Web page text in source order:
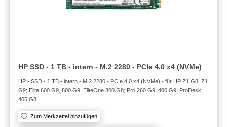
HP SSD - 1 TB - intern - M.2 2280 - PCIe 4.0 x4 (NVMe)
HP - SSD - 1 TB - intern - M.2 2280 - PCIe 4.0 x4 (NVMe) - für HP Z1 G8, Z1
G9; Elite 600 G9, 800 G9; EliteOne 800 G8; Pro 260 G9, 400 G9; ProDesk
405 G8
Zum Merkzettel hinzufügen